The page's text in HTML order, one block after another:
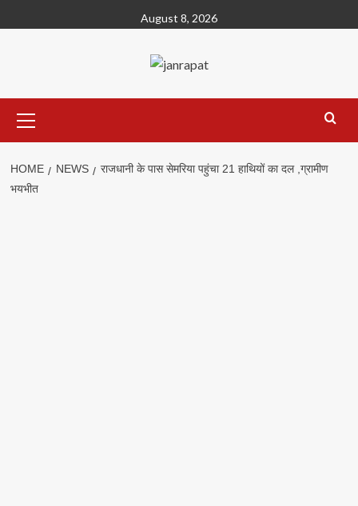
to
August 8, 2026
Menu
HOME NEWS
राजधानी के पास सेमरिया पहुंचा 21 हाथियों का दल ,ग्रामीण
भयभीत